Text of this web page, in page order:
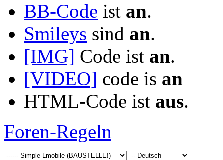
BB-Code ist an.
Smileys sind an.
[IMG] Code ist an.
[VIDEO] code is an
HTML-Code ist aus.
Foren-Regeln